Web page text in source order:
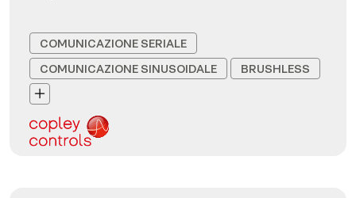
COMUNICAZIONE SERIALE
COMUNICAZIONE SINUSOIDALE
BRUSHLESS